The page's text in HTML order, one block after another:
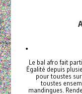
Le bal afro fait
Égalité depuis
pour toustes
toustes
mandingues.